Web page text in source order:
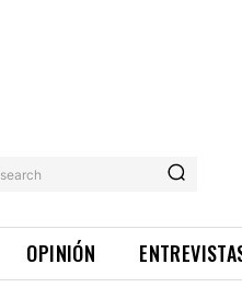
search
OPINIÓN